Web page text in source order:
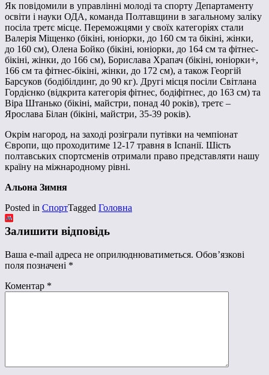
Як повідомили в управлінні молоді та спорту Департаменту
освіти і науки ОДА, команда Полтавщини в загальному заліку
посіла третє місце. Переможцями у своїх категоріях стали
Валерія Міщенко (бікіні, юніорки, до 160 см та бікіні, жінки,
до 160 см), Олена Бойко (бікіні, юніорки, до 164 см та фітнес-
бікіні, жінки, до 166 см), Борислава Храпач (бікіні, юніорки+,
166 см та фітнес-бікіні, жінки, до 172 см), а також Георгій
Барсуков (бодібілдинг, до 90 кг). Другі місця посіли Світлана
Гордієнко (відкрита категорія фітнес, бодіфітнес, до 163 см) та
Віра Штанько (бікіні, майстри, понад 40 років), третє –
Ярослава Білан (бікіні, майстри, 35-39 років).
Окрім нагород, на заході розіграли путівки на чемпіонат
Європи, що проходитиме 12-17 травня в Іспанії. Шість
полтавських спортсменів отримали право представляти нашу
країну на міжнародному рівні.
Альона Зимня
Posted in СпортTagged Головна
Залишити відповідь
Ваша e-mail адреса не оприлюднюватиметься. Обов’язкові
поля позначені *
Коментар *